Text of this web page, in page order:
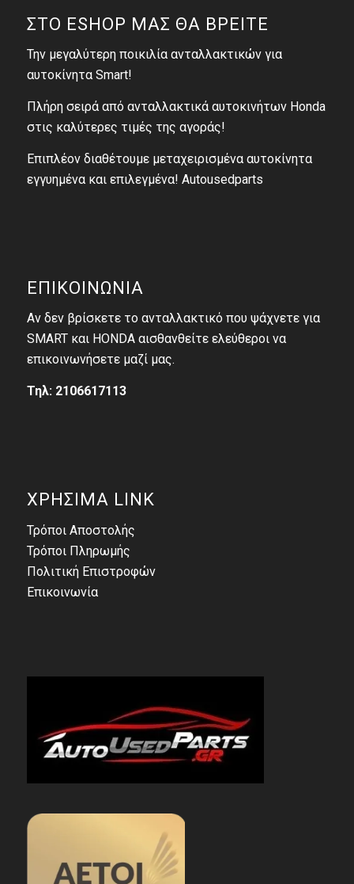
ΣΤΟ ESHOP ΜΑΣ ΘΑ ΒΡΕΙΤΕ
Την μεγαλύτερη ποικιλία ανταλλακτικών για
αυτοκίνητα Smart!
Πλήρη σειρά από ανταλλακτικά αυτοκινήτων Honda
στις καλύτερες τιμές της αγοράς!
Επιπλέον διαθέτουμε μεταχειρισμένα αυτοκίνητα
εγγυημένα και επιλεγμένα! Autousedparts
ΕΠΙΚΟΙΝΩΝΙΑ
Αν δεν βρίσκετε το ανταλλακτικό που ψάχνετε για
SMART και HONDA αισθανθείτε ελεύθεροι να
επικοινωνήσετε μαζί μας.
Τηλ: 2106617113
ΧΡΗΣΙΜΑ LINK
Τρόποι Αποστολής
Τρόποι Πληρωμής
Πολιτική Επιστροφών
Επικοινωνία